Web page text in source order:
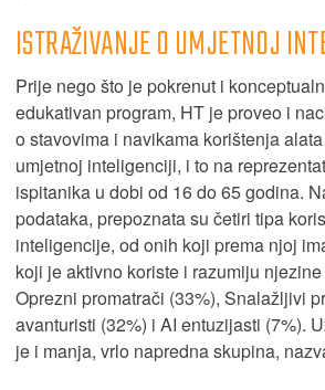
ISTRAŽIVANJE O UMJETNOJ
Prije nego što je pokrenut i
edukativan program, HT je proveo i
o stavovima i navikama korištenja
umjetnoj inteligenciji, i to na
ispitanika u dobi od 16 do 65 godina.
podataka, prepoznata su četiri tipa
inteligencije, od onih koji prema njoj
koji je aktivno koriste i razumiju
Oprezni promatrači (33%), Snalažljivi
avanturisti (32%) i AI entuzijasti (7%).
je i manja, vrlo napredna skupina,